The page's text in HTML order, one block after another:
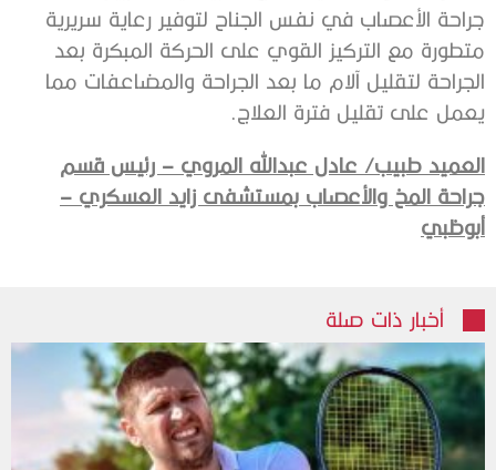
جراحة الأعصاب في نفس الجناح لتوفير رعاية سريرية
متطورة مع التركيز القوي على الحركة المبكرة بعد
الجراحة لتقليل آلام ما بعد الجراحة والمضاعفات مما
يعمل على تقليل فترة العلاج.
العميد طبيب/ عادل عبدالله المروي – رئيس قسم
جراحة المخ والأعصاب بمستشفى زايد العسكري –
أبوظبي
أخبار ذات صلة